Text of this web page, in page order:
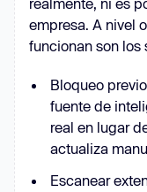
empresa. A nivel
funcionan son los
Bloqueo
fuente de
real en lugar
actualiza
Escanear